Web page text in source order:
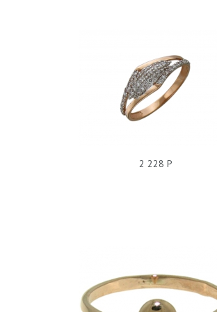
КОЛЬЦО ФИАНИТ Т11К110063
2 228 Р